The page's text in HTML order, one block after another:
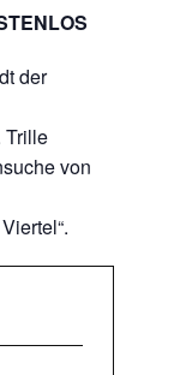
der
Trille
von